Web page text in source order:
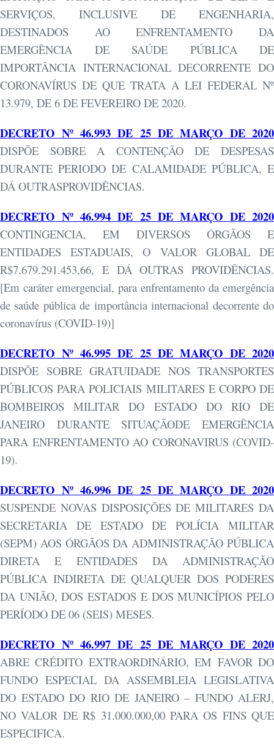
SERVIÇOS, INCLUSIVE DE ENGENHARIA,
DESTINADOS AO ENFRENTAMENTO DA
EMERGÊNCIA DE SAÚDE PÚBLICA DE
IMPORTÂNCIA INTERNACIONAL DECORRENTE DO
CORONAVÍRUS DE QUE TRATA A LEI FEDERAL Nº
13.979, DE 6 DE FEVEREIRO DE 2020.
DECRETO Nº 46.993 DE 25 DE MARÇO DE 2020
DISPÕE SOBRE A CONTENÇÃO DE DESPESAS
DURANTE PERIODO DE CALAMIDADE PÚBLICA, E
DÁ OUTRASPROVIDÊNCIAS.
DECRETO Nº 46.994 DE 25 DE MARÇO DE 2020
CONTINGENCIA, EM DIVERSOS ÓRGÃOS E
ENTIDADES ESTADUAIS, O VALOR GLOBAL DE
R$7.679.291.453,66, E DÁ OUTRAS PROVIDÊNCIAS.
[Em caráter emergencial, para enfrentamento da emergência
de saúde pública de importância internacional decorrente do
coronavírus (COVID-19)]
DECRETO Nº 46.995 DE 25 DE MARÇO DE 2020
DISPÕE SOBRE GRATUIDADE NOS TRANSPORTES
PÚBLICOS PARA POLICIAIS MILITARES E CORPO DE
BOMBEIROS MILITAR DO ESTADO DO RIO DE
JANEIRO DURANTE SITUAÇÃODE EMERGÊNCIA
PARA ENFRENTAMENTO AO CORONAVIRUS (COVID-
19).
DECRETO Nº 46.996 DE 25 DE MARÇO DE 2020
SUSPENDE NOVAS DISPOSIÇÕES DE MILITARES DA
SECRETARIA DE ESTADO DE POLÍCIA MILITAR
(SEPM) AOS ÓRGÃOS DA ADMINISTRAÇÃO PÚBLICA
DIRETA E ENTIDADES DA ADMINISTRAÇÃO
PÚBLICA INDIRETA DE QUALQUER DOS PODERES
DA UNIÃO, DOS ESTADOS E DOS MUNICÍPIOS PELO
PERÍODO DE 06 (SEIS) MESES.
DECRETO Nº 46.997 DE 25 DE MARÇO DE 2020
ABRE CRÉDITO EXTRAORDINÁRIO, EM FAVOR DO
FUNDO ESPECIAL DA ASSEMBLEIA LEGISLATIVA
DO ESTADO DO RIO DE JANEIRO – FUNDO ALERJ,
NO VALOR DE R$ 31.000.000,00 PARA OS FINS QUE
ESPECIFICA.